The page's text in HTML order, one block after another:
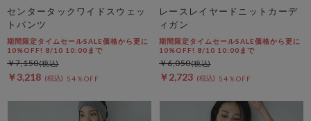
センタータックワイドスウェッ
トパンツ
期間限定タイムセールSALE価格から更に
10%OFF! 8/10 10:00まで
￥3,218 54％OFF
￥7,150
レースレイヤードニットカーデ
ィガン
期間限定タイムセールSALE価格から更に
10%OFF! 8/10 10:00まで
￥2,723 54％OFF
￥6,050